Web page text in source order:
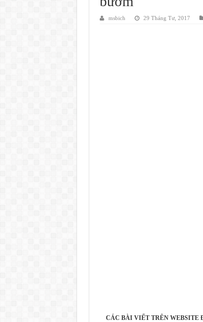
msbich 29 Tháng Tư, 2017
CÁC BÀI VIẾT TRÊN WEBSITE